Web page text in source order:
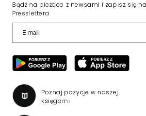
Bądź na bieżaco z newsami i zapisz się
Presslettera
Poznaj pozycje w naszej
księgarni